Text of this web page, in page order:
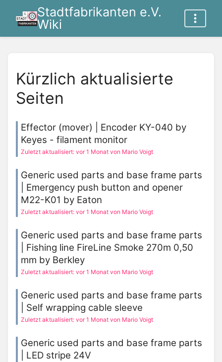
Stadtfabrikanten e.V.
Wiki
Kürzlich aktualisierte
Seiten
Effector (mover) | Encoder KY-040 by
Keyes - filament monitor
Zuletzt aktualisiert: vor 1 Monat von Mario Voigt
Generic used parts and base frame parts
| Emergency push button and opener
M22-K01 by Eaton
Zuletzt aktualisiert: vor 1 Monat von Mario Voigt
Generic used parts and base frame parts
| Fishing line FireLine Smoke 270m 0,50
mm by Berkley
Zuletzt aktualisiert: vor 1 Monat von Mario Voigt
Generic used parts and base frame parts
| Self wrapping cable sleeve
Zuletzt aktualisiert: vor 1 Monat von Mario Voigt
Generic used parts and base frame parts
| LED stripe 24V